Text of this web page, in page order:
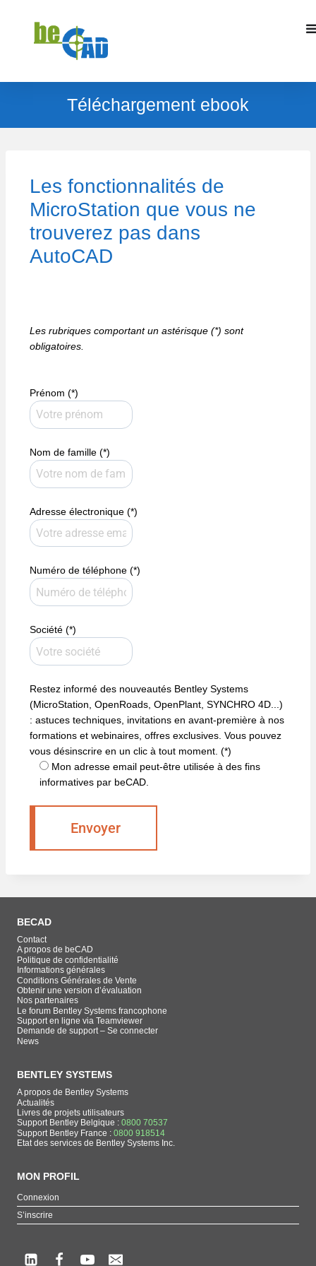
Téléchargement ebook
Les fonctionnalités de
MicroStation que vous ne
trouverez pas dans
AutoCAD
Les rubriques comportant un astérisque (*) sont
obligatoires.
Prénom (*)
Nom de famille (*)
Adresse électronique (*)
Numéro de téléphone (*)
Société (*)
Restez informé des nouveautés Bentley Systems
(MicroStation, OpenRoads, OpenPlant, SYNCHRO 4D...)
: astuces techniques, invitations en avant-première à nos
formations et webinaires, offres exclusives. Vous pouvez
vous désinscrire en un clic à tout moment. (*)
Mon adresse email peut-être utilisée à des fins
informatives par beCAD.
BECAD
Contact
A propos de beCAD
Politique de confidentialité
Informations générales
Conditions Générales de Vente
Obtenir une version d’évaluation
Nos partenaires
Le forum Bentley Systems francophone
Support en ligne via Teamviewer
Demande de support – Se connecter
News
BENTLEY SYSTEMS
A propos de Bentley Systems
Actualités
Livres de projets utilisateurs
Support Bentley Belgique : 0800 70537
Support Bentley France : 0800 918514
Etat des services de Bentley Systems Inc.
MON PROFIL
Connexion
S’inscrire